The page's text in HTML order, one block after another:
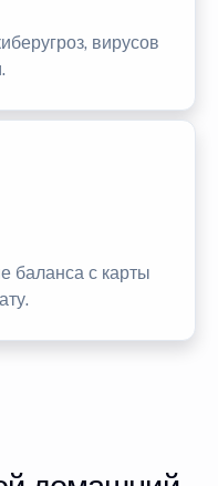
вирусов
баланса с карты